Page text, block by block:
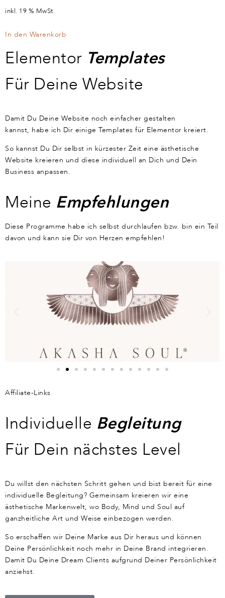
Elementor Templates
Für Deine Website
Damit Du Deine Website noch einfacher gestalten
kannst, habe ich Dir einige Templates für Elementor kreiert.
So kannst Du Dir selbst in kürzester Zeit eine ästhetische
Website kreieren und diese individuell an Dich und Dein
Business anpassen.
inkl. 19 % MwSt.
In den Warenkorb
Meine Empfehlungen
Diese Programme habe ich selbst durchlaufen bzw. bin ein Teil
davon und kann sie Dir von Herzen empfehlen!
Affiliate-Links
Individuelle Begleitung
Für Dein nächstes Level
Du willst den nächsten Schritt gehen und bist bereit für eine
individuelle Begleitung? Gemeinsam kreieren wir eine
ästhetische Markenwelt, wo Body, Mind und Soul auf
ganzheitliche Art und Weise einbezogen werden.
So erschaffen wir Deine Marke aus Dir heraus und können
Deine Persönlichkeit noch mehr in Deine Brand integrieren.
Damit Du Deine Dream Clients aufgrund Deiner Persönlichkeit
anziehst.